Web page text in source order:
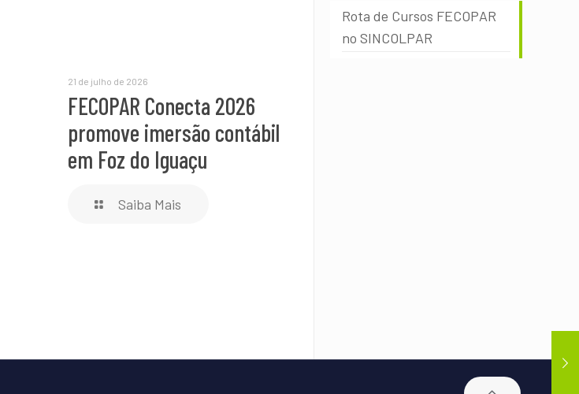
21 de julho de 2026
FECOPAR Conecta 2026
promove imersão contábil
em Foz do Iguaçu
Saiba Mais
Rota de Cursos FECOPAR
no SINCOLPAR